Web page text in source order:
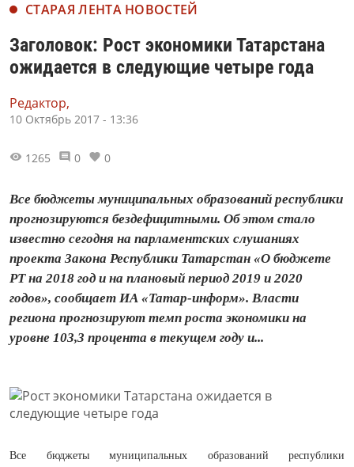
СТАРАЯ ЛЕНТА НОВОСТЕЙ
Заголовок: Рост экономики Татарстана
ожидается в следующие четыре года
Редактор,
10 Октябрь 2017 - 13:36
1265 0 0
Все бюджеты муниципальных образований республики
прогнозируются бездефицитными. Об этом стало
известно сегодня на парламентских слушаниях
проекта Закона Республики Татарстан «О бюджете
РТ на 2018 год и на плановый период 2019 и 2020
годов», сообщает ИА «Татар-информ». Власти
региона прогнозируют темп роста экономики на
уровне 103,3 процента в текущем году и...
Все бюджеты муниципальных образований республики